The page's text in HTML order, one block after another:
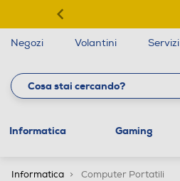
Negozi Volantini Servizi
Informatica Gaming
Informatica Computer Portatili